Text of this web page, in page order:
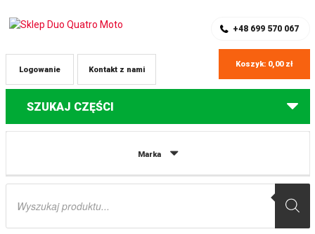
+48 699 570 067
Kontakt z nami
Logowanie
Koszyk: 0,00 zł
SZUKAJ CZĘŚCI
Marka
Wyszukiwarka
Części do quadów Arctic Cat
700 EFI ’07-’17, Alterra 700 ’16-’20, Prowler 500 ’14-’20, Prowler 700 ’09-’17,
Wildcat ’14- ’19, Commander 800/1000 ’14-’21, Defender 800/1000 DPS ‘1 ALL
BALLS